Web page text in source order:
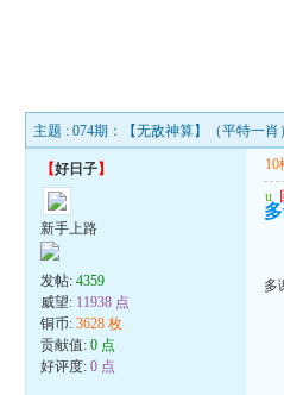
主题 : 074期：【无敌神算】（平特一
【好日子】
新手上路
发帖:4359
威望: 11938 点
铜币:3628 枚
贡献值:0 点
好评度:0 点
10
u
多